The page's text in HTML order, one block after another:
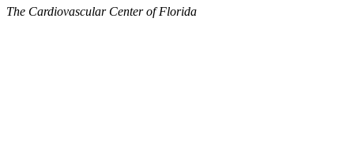
The Cardiovascular Center of Florida